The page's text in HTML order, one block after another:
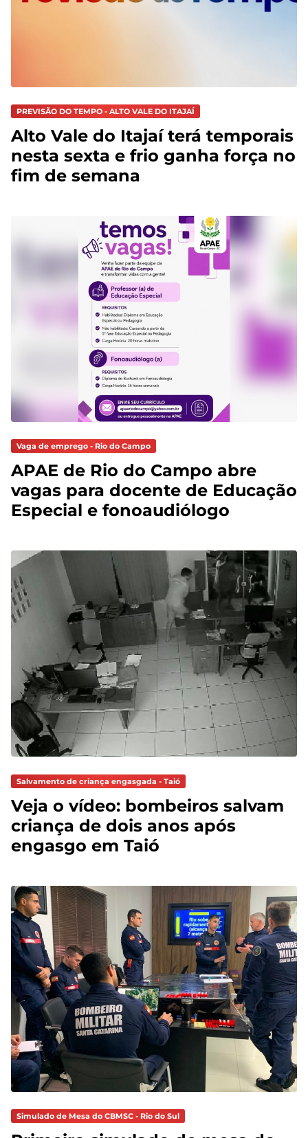
PREVISÃO DO TEMPO - ALTO VALE DO ITAJAÍ
Alto Vale do Itajaí terá temporais
nesta sexta e frio ganha força no
fim de semana
Vaga de emprego - Rio do Campo
APAE de Rio do Campo abre
vagas para docente de Educação
Especial e fonoaudiólogo
Salvamento de criança engasgada - Taió
Veja o vídeo: bombeiros salvam
criança de dois anos após
engasgo em Taió
Simulado de Mesa do CBMSC - Rio do Sul